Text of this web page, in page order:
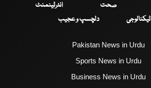
صحت
انٹرٹینمنٹ
ٹیکنالوجی
دلچسپ و عجیب
Pakistan News in Urdu
Sports News in Urdu
Business News in Urdu